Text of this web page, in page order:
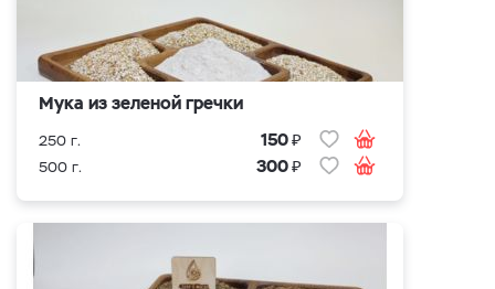
Мука из зеленой гречки
250 г. 150₽
500 г. 300₽